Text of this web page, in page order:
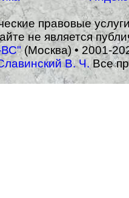
правовые
не является
(Москва) • 2001-
В. Ч.Все